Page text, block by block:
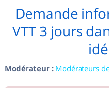
Demande
VTT 3 jours
Modérateur : Modérateurs